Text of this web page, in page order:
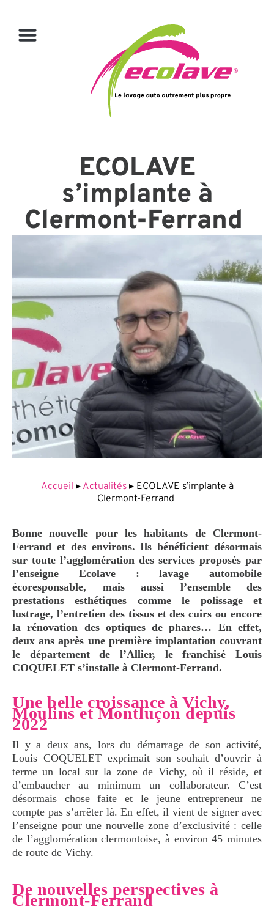
ECOLAVE
s’implante à
Clermont-Ferrand
Accueil ▸ Actualités▸ ECOLAVE s’implante à
Clermont-Ferrand
Bonne nouvelle pour les habitants de Clermont-
Ferrand et des environs. Ils bénéficient désormais
sur toute l’agglomération des services proposés par
l’enseigne Ecolave
: lavage automobile
écoresponsable, mais aussi l’ensemble des
prestations esthétiques comme le polissage et
lustrage, l’entretien des tissus et des cuirs ou encore
la rénovation des optiques de phares… En effet,
deux ans après une première implantation couvrant
le département de l’Allier, le franchisé Louis
COQUELET s’installe à Clermont-Ferrand.
Une belle croissance à Vichy,
Moulins et Montluçon depuis
2022
Il y a deux ans, lors du démarrage de son activité,
Louis COQUELET exprimait son souhait d’ouvrir à
terme un local sur la zone de Vichy, où il réside, et
d’embaucher au minimum un collaborateur. C’est
désormais chose faite et le jeune entrepreneur ne
compte pas s’arrêter là. En effet, il vient de signer avec
l’enseigne pour une nouvelle zone d’exclusivité : celle
de l’agglomération clermontoise, à environ 45 minutes
de route de Vichy.
De nouvelles perspectives à
Clermont-Ferrand